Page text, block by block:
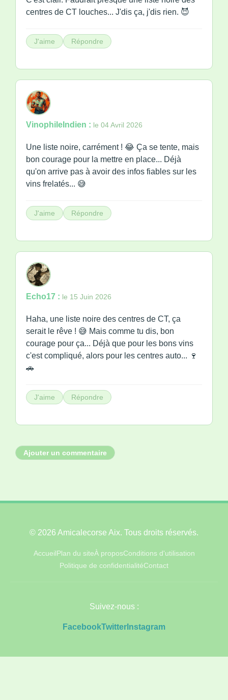
centres de CT louches... J'dis ça, j'dis rien. 😈
J'aime Répondre
VinophileIndien : le 04 Avril 2026
Une liste noire, carrément ! 😂 Ça se tente, mais
bon courage pour la mettre en place... Déjà
qu'on arrive pas à avoir des infos fiables sur les
vins frelatés... 😅
J'aime Répondre
Echo17 : le 15 Juin 2026
Haha, une liste noire des centres de CT, ça
serait le rêve ! 😅 Mais comme tu dis, bon
courage pour ça... Déjà que pour les bons vins
c'est compliqué, alors pour les centres auto... 🍷
🚗
J'aime Répondre
Ajouter un commentaire
© 2026 Amicalecorse Aix. Tous droits réservés.
AccueilPlan du siteÀ proposConditions d'utilisation
Politique de confidentialitéContact
Suivez-nous :
FacebookTwitter Instagram